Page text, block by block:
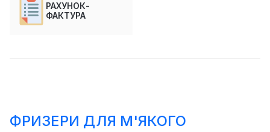
РАХУНОК-
ФАКТУРА
ФРИЗЕРИ ДЛЯ М'ЯКОГО